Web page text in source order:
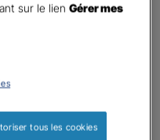
sur le lienGérer mes
tous les cookies